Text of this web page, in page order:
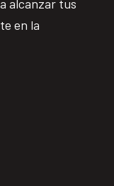
alcanzar tus
en la